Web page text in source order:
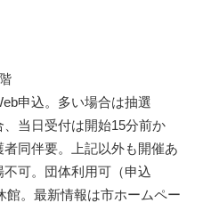
申込。多い場合は抽選
、当日受付は開始15分前か
同伴要。上記以外も開催あ
可。団体利用可（申込
館。最新情報は市ホームペー